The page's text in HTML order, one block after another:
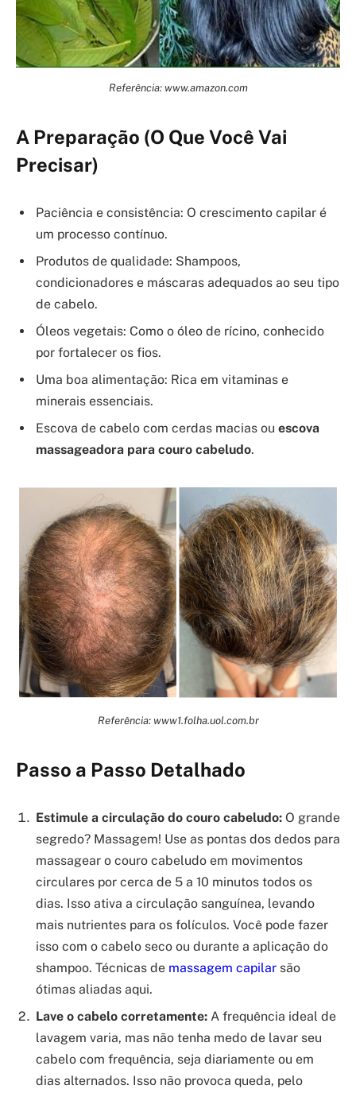
Referência: www.amazon.com
A Preparação (O Que Você Vai
Precisar)
Paciência e consistência: O crescimento capilar é
um processo contínuo.
Produtos de qualidade: Shampoos,
condicionadores e máscaras adequados ao seu tipo
de cabelo.
Óleos vegetais: Como o óleo de rícino, conhecido
por fortalecer os fios.
Uma boa alimentação: Rica em vitaminas e
minerais essenciais.
Escova de cabelo com cerdas macias ou escova
massageadora para couro cabeludo.
Referência: www1.folha.uol.com.br
Passo a Passo Detalhado
Estimule a circulação do couro cabeludo: O grande
segredo? Massagem! Use as pontas dos dedos para
massagear o couro cabeludo em movimentos
circulares por cerca de 5 a 10 minutos todos os
dias. Isso ativa a circulação sanguínea, levando
mais nutrientes para os folículos. Você pode fazer
isso com o cabelo seco ou durante a aplicação do
shampoo. Técnicas de massagem capilar são
ótimas aliadas aqui.
Lave o cabelo corretamente: A frequência ideal de
lavagem varia, mas não tenha medo de lavar seu
cabelo com frequência, seja diariamente ou em
dias alternados. Isso não provoca queda, pelo